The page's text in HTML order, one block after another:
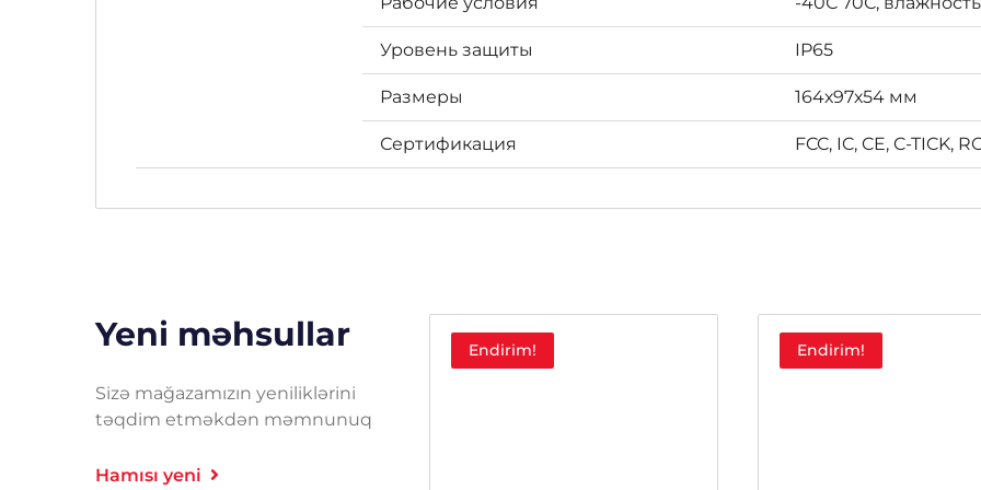
Уровень защиты IP65
Размеры 164х97х54 мм
Сертификация FCC, IC, CE, C-TICK,
Yeni məhsullar
Sizə mağazamızın yeniliklərini
təqdim etməkdən məmnunuq
Hamısı yeni
Endirim! Endirim!